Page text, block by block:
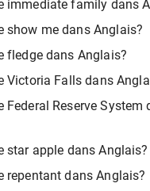
immediate family dans
show me dans Anglais?
fledge dans Anglais?
Victoria Falls dans
Federal Reserve System
star apple dans Anglais?
repentant dans Anglais?